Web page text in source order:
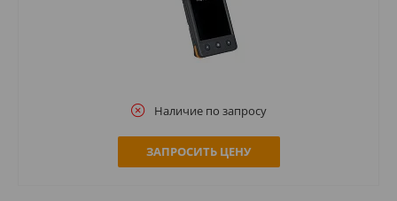
Наличие по запросу
ЗАПРОСИТЬ ЦЕНУ